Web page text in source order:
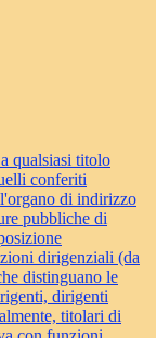
qualsiasi titolo
conferiti
di indirizzo
pubbliche di
dirigenziali (da
distinguano le
dirigenti
titolari di